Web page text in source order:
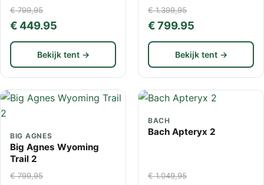
€ 799,95
€ 449.95
Bekijk tent →
€ 1.399,95
€ 799.95
Bekijk tent →
BIG AGNES
Big Agnes Wyoming
Trail 2
€ 799,95
BACH
Bach Apteryx 2
€ 1.049,95